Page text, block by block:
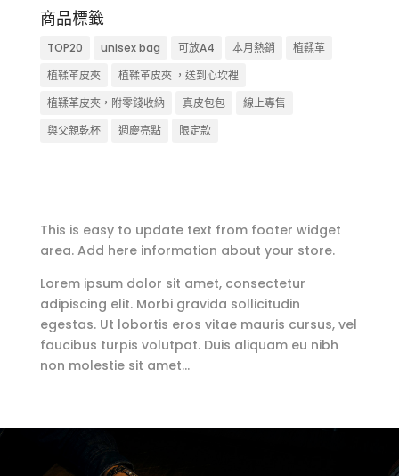
商品標籤
TOP20 unisex bag 可放A4 本月熱銷
植鞣革
植鞣革皮夾
植鞣革皮夾 ，送到心坎裡
植鞣革皮夾，附零錢收納
真皮包包
線上專售
與父親乾杯
週慶亮點 限定款
This is easy to update text from footer widget
area. Add here information about your store.
Lorem ipsum dolor sit amet, consectetur
adipiscing elit. Morbi gravida sollicitudin
egestas. Ut lobortis eros vitae mauris cursus, vel
faucibus turpis volutpat. Duis aliquam eu nibh
non molestie sit amet…